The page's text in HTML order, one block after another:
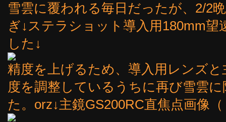
雪雲に覆われる毎日だったが、2/2
ぎ↓ステラショット導入用180mm
した↓
精度を上げるため、導入用レンズ
度を調整しているうちに再び雪雲
た。orz↓主鏡GS200RC直焦点画像